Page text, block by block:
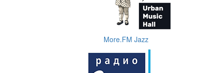
More.FM Jazz